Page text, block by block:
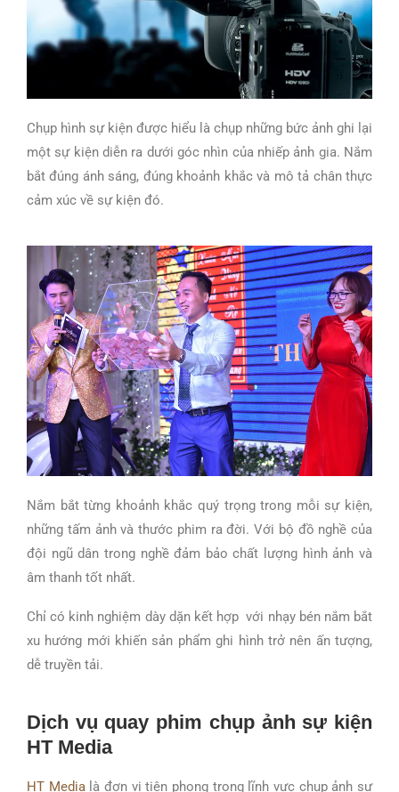
Chụp hình sự kiện được hiểu là chụp những bức ảnh ghi lại
một sự kiện diễn ra dưới góc nhìn của nhiếp ảnh gia. Nắm
bắt đúng ánh sáng, đúng khoảnh khắc và mô tả chân thực
cảm xúc về sự kiện đó.
Nắm bắt từng khoảnh khắc quý trọng trong mỗi sự kiện,
những tấm ảnh và thước phim ra đời. Với bộ đồ nghề của
đội ngũ dân trong nghề đảm bảo chất lượng hình ảnh và
âm thanh tốt nhất.
Chỉ có kinh nghiệm dày dặn kết hợp với nhạy bén nắm bắt
xu hướng mới khiến sản phẩm ghi hình trở nên ấn tượng,
dễ truyền tải.
Dịch vụ quay phim chụp ảnh sự kiện
HT Media
HT Medialà đơn vị tiên phong trong lĩnh vực chụp ảnh sự